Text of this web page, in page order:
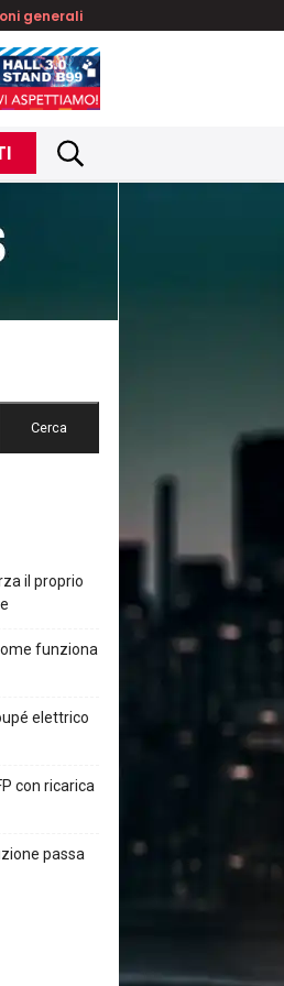
generali
Cerca
il proprio
funziona
elettrico
con ricarica
passa